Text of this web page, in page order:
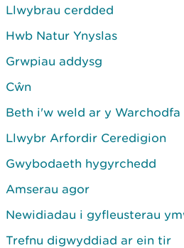
Llwybrau cerdded
Hwb Natur Ynyslas
Grwpiau addysg
Cŵn
Beth i'w weld ar y
Llwybr Arfordir Ceredigion
Gwybodaeth hygyrchedd
Amserau agor
Newidiadau i gyfleusterau
Trefnu digwyddiad ar ein tir